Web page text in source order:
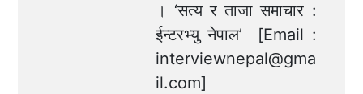
। ‘सत्य र ताजा समाचार :
ईन्टरभ्यु नेपाल’ [Email :
interviewnepal@gma
il.com]